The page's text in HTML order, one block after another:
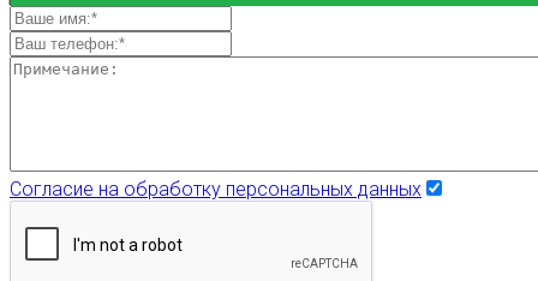
Согласие на обработку персональных данных